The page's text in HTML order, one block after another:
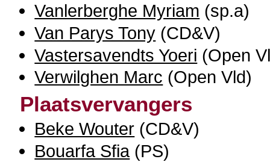
Vanlerberghe Myriam (sp.a)
Van Parys Tony (CD&V)
Vastersavendts Yoeri (Open
Verwilghen Marc (Open Vld)
Plaatsvervangers
Beke Wouter (CD&V)
Bouarfa Sfia(PS)